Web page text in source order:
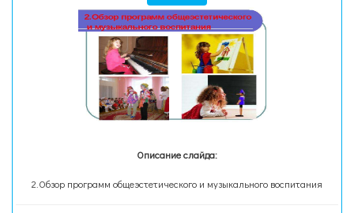
Описание слайда:
2.Обзор программ общеэстетического и музыкального воспитания